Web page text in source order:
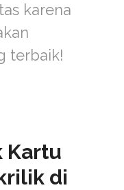
karena
terbaik!
Kartu
di